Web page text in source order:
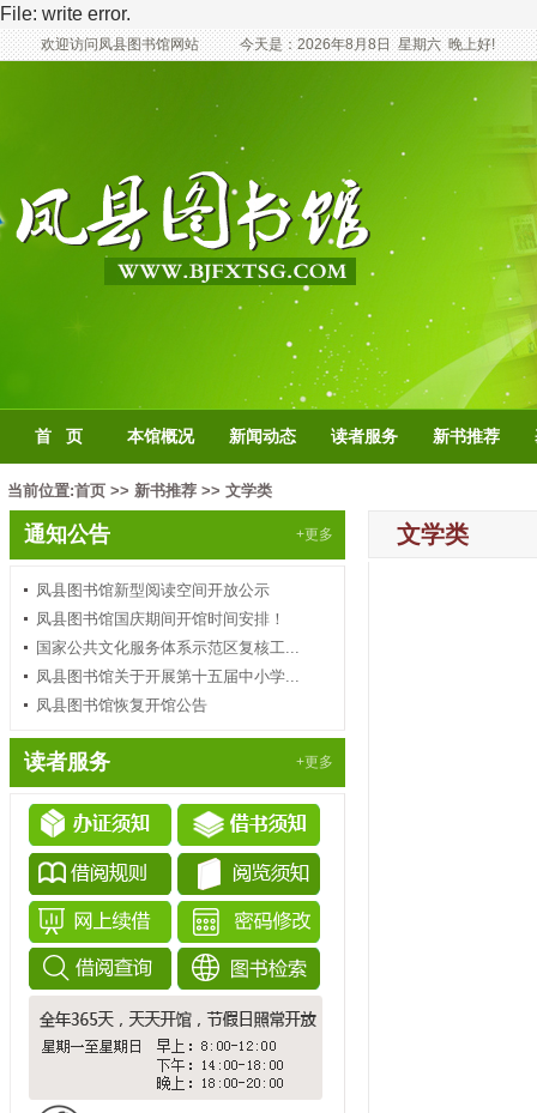
File: write error.
欢迎访问凤县图书馆网站 今天是：2026年8月8日 星期六 晚上好!
首 页 本馆概况 新闻动态 读者服务 新书推荐
当前位置:首页 >> 新书推荐 >> 文学类
通知公告 +更多
凤县图书馆新型阅读空间开放公示
凤县图书馆国庆期间开馆时间安排！
国家公共文化服务体系示范区复核工...
凤县图书馆关于开展第十五届中小学...
凤县图书馆恢复开馆公告
读者服务 +更多
文学类